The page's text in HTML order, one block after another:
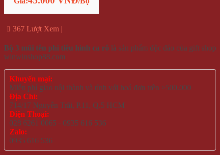
367 Lượt Xem
Bộ 3 mũi tên phi tiêu hình ca rô là sản phẩm độc đáo của gift shop
winwinshop88.com
Khuyến mại:
Miễn phí giao nội thành và tỉnh với hoá đơn trên >500.000
Địa Chỉ:
714/17 Nguyễn Trãi, P.11, Q.5 HCM
Điện Thoại:
028 6261 0065 - 0935 616 536
Zalo:
0935 616 536